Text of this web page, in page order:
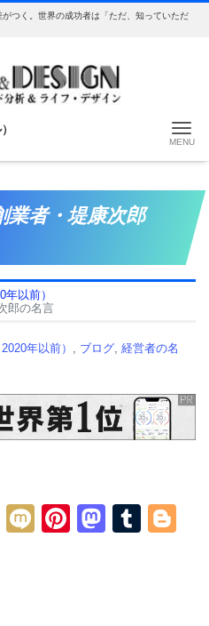
つく。世界の成功者は「ただ、知っていただ
業者・堤康次郎
年以前）
郎の名言
年以前） , ブログ, 経営者の名
LinkedIn
MixiPinterest